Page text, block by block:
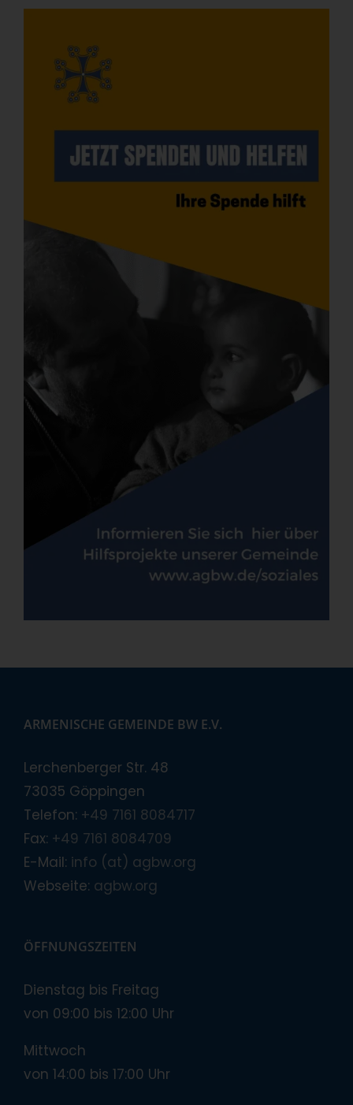
ARMENISCHE GEMEINDE BW E.V.
Lerchenberger Str. 48
73035 Göppingen
Telefon: +49 7161 8084717
Fax: +49 7161 8084709
E-Mail: info (at) agbw.org
Webseite: agbw.org
ÖFFNUNGSZEITEN
Dienstag bis Freitag
von 09:00 bis 12:00 Uhr
Mittwoch
von 14:00 bis 17:00 Uhr